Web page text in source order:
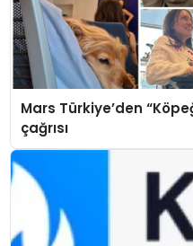
Mars Türkiye’den
çağrısı